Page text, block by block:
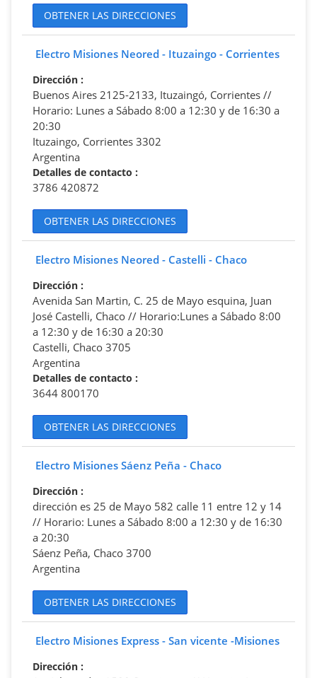
OBTENER LAS DIRECCIONES
Electro Misiones Neored - Ituzaingo - Corrientes
Dirección :
Buenos Aires 2125-2133, Ituzaingó, Corrientes //
Horario: Lunes a Sábado 8:00 a 12:30 y de 16:30 a
20:30
Ituzaingo, Corrientes 3302
Argentina
Detalles de contacto :
3786 420872
OBTENER LAS DIRECCIONES
Electro Misiones Neored - Castelli - Chaco
Dirección :
Avenida San Martin, C. 25 de Mayo esquina, Juan
José Castelli, Chaco // Horario:Lunes a Sábado 8:00
a 12:30 y de 16:30 a 20:30
Castelli, Chaco 3705
Argentina
Detalles de contacto :
3644 800170
OBTENER LAS DIRECCIONES
Electro Misiones Sáenz Peña - Chaco
Dirección :
dirección es 25 de Mayo 582 calle 11 entre 12 y 14
// Horario: Lunes a Sábado 8:00 a 12:30 y de 16:30
a 20:30
Sáenz Peña, Chaco 3700
Argentina
OBTENER LAS DIRECCIONES
Electro Misiones Express - San vicente -Misiones
Dirección :